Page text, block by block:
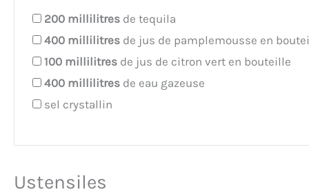
200 millilitres de tequila
400 millilitres de jus de pamplemousse en
100 millilitres de jus de citron vert en bouteille
400 millilitres de eau gazeuse
sel crystallin
Ustensiles